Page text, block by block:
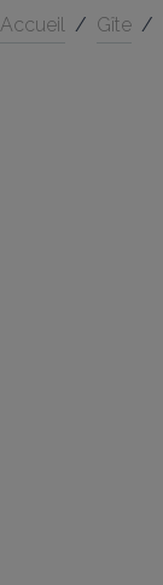
Accueil / Gîte /